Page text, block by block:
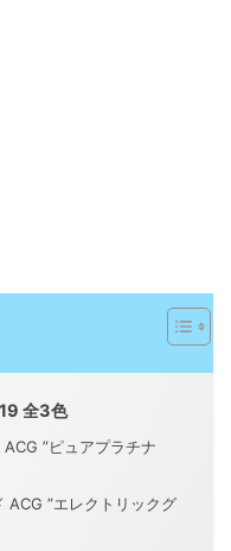
全3色
”ピュアプラチナ
ACG ”エレクトリックグ